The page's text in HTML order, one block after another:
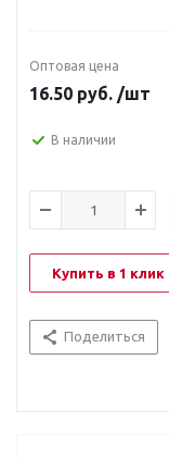
Оптовая цена
16.50 руб. /шт
В наличии
Купить в 1 клик
Поделиться